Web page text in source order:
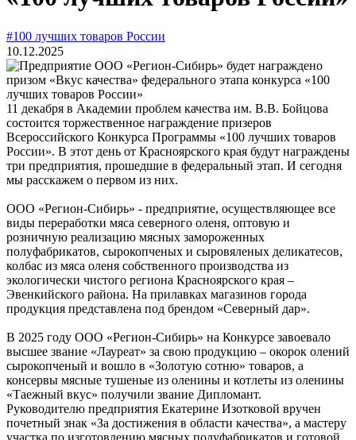
#100 лучших товаров России
10.12.2025
11 декабря в Академии проблем качества им. В.В. Бойцова
состоится торжественное награждение призеров
Всероссийского Конкурса Программы «100 лучших товаров
России». В этот день от Красноярского края будут награждены
три предприятия, прошедшие в федеральный этап. И сегодня
мы расскажем о первом из них.
ООО «Регион-Сибирь» - предприятие, осуществляющее все
виды переработки мяса северного оленя, оптовую и
розничную реализацию мясных замороженных
полуфабрикатов, сырокопченых и сыровяленых деликатесов,
колбас из мяса оленя собственного производства из
экологически чистого региона Красноярского края –
Эвенкийского района. На прилавках магазинов города
продукция представлена под брендом «Северный дар».
В 2025 году ООО «Регион-Сибирь» на Конкурсе завоевало
высшее звание «Лауреат» за свою продукцию – окорок олений
сырокопченый и вошло в «Золотую сотню» товаров, а
консервы мясные тушеные из оленины и котлеты из оленины
«Таежный вкус» получили звание Дипломант.
Руководителю предприятия Екатерине Изотковой вручен
почетный знак «За достижения в области качества», а мастеру
участка по изготовлению мясных полуфабрикатов и готовой